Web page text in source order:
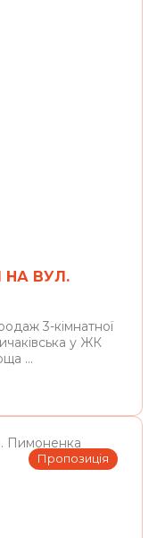
НА ВУЛ.
3-кімнатної
у ЖК
...
Пропозиція